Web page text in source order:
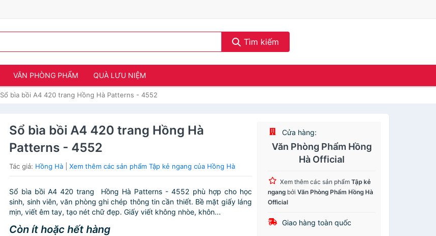
Tìm kiếm
VĂN PHÒNG PHẨM QUÀ LƯU NIỆM
Sổ bìa bồi A4 420 trang Hồng Hà Patterns - 4552
Sổ bìa bồi A4 420 trang Hồng Hà
Patterns - 4552
Tác giả: Hồng Hà |Xem thêm các sản phẩm Tập kẻ ngang của Hồng Hà
Sổ bìa bồi A4 420 trang Hồng Hà Patterns - 4552 phù hợp cho học
sinh, sinh viên, văn phòng ghi chép thông tin cần thiết. Bề mặt giấy láng
mịn, viết êm tay, tạo nét chữ đẹp. Giấy viết không nhòe, khôn...
Còn ít hoặc hết hàng
Cửa hàng:
Văn Phòng Phẩm Hồng
Hà Official
Xem thêm các sản phẩmTập kẻ
ngang bởiVăn Phòng Phẩm Hồng Hà
Official
Giao hàng toàn quốc